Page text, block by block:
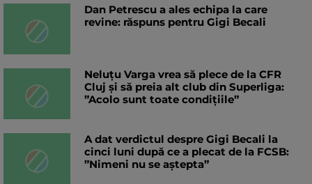
Dan Petrescu a ales echipa la care
revine: răspuns pentru Gigi Becali
Neluțu Varga vrea să plece de la CFR
Cluj și să preia alt club din Superliga:
”Acolo sunt toate condițiile”
A dat verdictul despre Gigi Becali la
cinci luni după ce a plecat de la FCSB:
”Nimeni nu se aștepta”